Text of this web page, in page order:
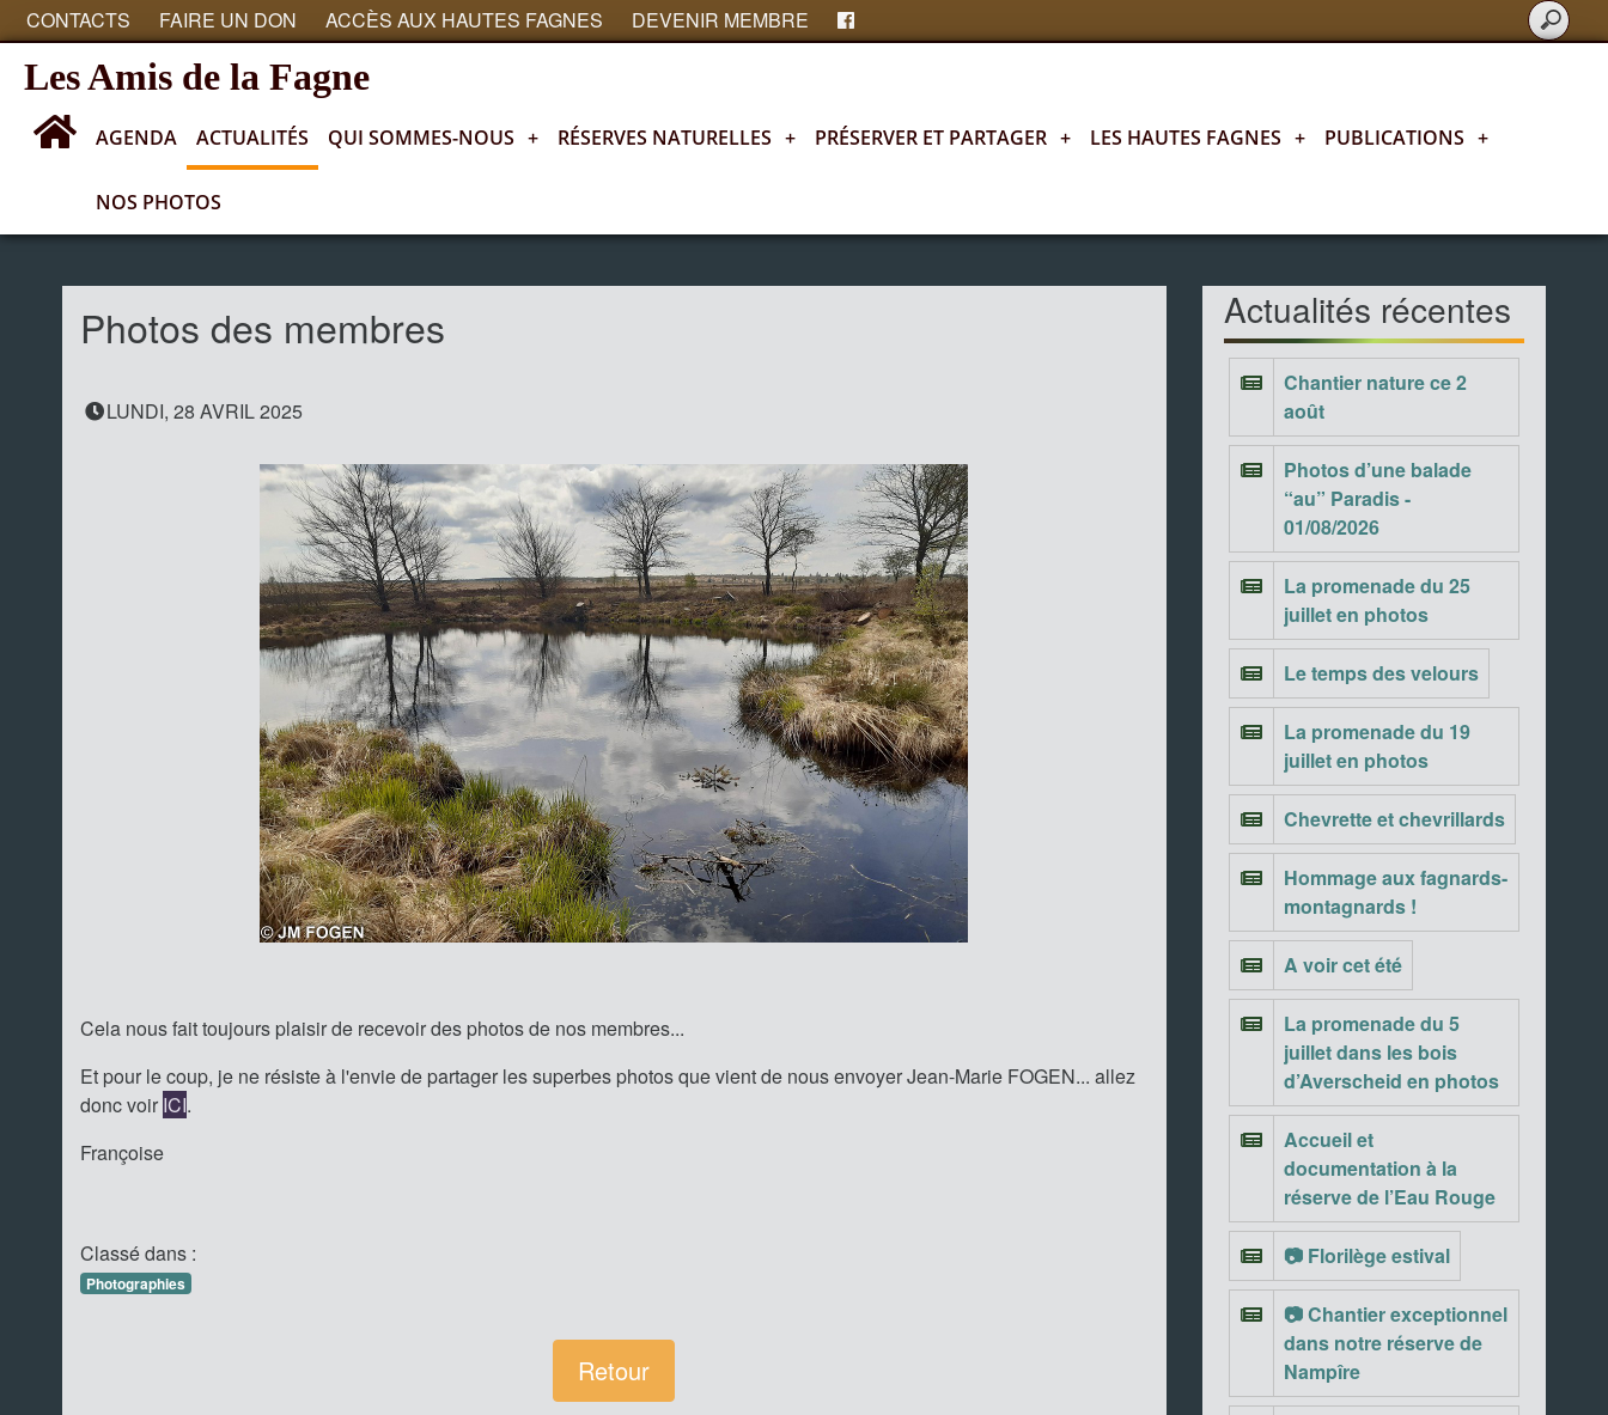
CONTACTS FAIRE UN DON ACCÈS AUX HAUTES FAGNES DEVENIR MEMBRE
Les Amis de la Fagne
AGENDA ACTUALITÉS QUI SOMMES-NOUS + RÉSERVES NATURELLES + PRÉSERVER ET PARTAGER + LES HAUTES FAGNES + PUBLICATIONS +
NOS PHOTOS
Actualités
Photos des membres
LUNDI, 28 AVRIL 2025
Cela nous fait toujours plaisir de recevoir des photos de nos membres...
Et pour le coup, je ne résiste à l'envie de partager les superbes photos que vient de nous envoyer Jean-Marie FOGEN... allez
donc voir ICI.
Françoise
Classé dans :
Photographies
Retour
Actualités récentes
Chantier nature ce 2
août
Photos d’une balade
“au” Paradis -
01/08/2026
La promenade du 25
juillet en photos
Le temps des velours
La promenade du 19
juillet en photos
Chevrette et chevrillards
Hommage aux fagnards-
montagnards !
A voir cet été
La promenade du 5
juillet dans les bois
d’Averscheid en photos
Accueil et
documentation à la
réserve de l’Eau Rouge
📷 Florilège estival
📷 Chantier exceptionnel
dans notre réserve de
Nampîre